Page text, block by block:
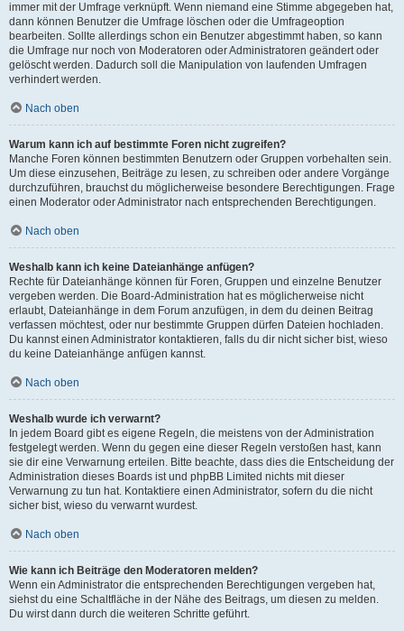
immer mit der Umfrage verknüpft. Wenn niemand eine Stimme abgegeben hat,
dann können Benutzer die Umfrage löschen oder die Umfrageoption
bearbeiten. Sollte allerdings schon ein Benutzer abgestimmt haben, so kann
die Umfrage nur noch von Moderatoren oder Administratoren geändert oder
gelöscht werden. Dadurch soll die Manipulation von laufenden Umfragen
verhindert werden.
Nach oben
Warum kann ich auf bestimmte Foren nicht zugreifen?
Manche Foren können bestimmten Benutzern oder Gruppen vorbehalten sein.
Um diese einzusehen, Beiträge zu lesen, zu schreiben oder andere Vorgänge
durchzuführen, brauchst du möglicherweise besondere Berechtigungen. Frage
einen Moderator oder Administrator nach entsprechenden Berechtigungen.
Nach oben
Weshalb kann ich keine Dateianhänge anfügen?
Rechte für Dateianhänge können für Foren, Gruppen und einzelne Benutzer
vergeben werden. Die Board-Administration hat es möglicherweise nicht
erlaubt, Dateianhänge in dem Forum anzufügen, in dem du deinen Beitrag
verfassen möchtest, oder nur bestimmte Gruppen dürfen Dateien hochladen.
Du kannst einen Administrator kontaktieren, falls du dir nicht sicher bist, wieso
du keine Dateianhänge anfügen kannst.
Nach oben
Weshalb wurde ich verwarnt?
In jedem Board gibt es eigene Regeln, die meistens von der Administration
festgelegt werden. Wenn du gegen eine dieser Regeln verstoßen hast, kann
sie dir eine Verwarnung erteilen. Bitte beachte, dass dies die Entscheidung der
Administration dieses Boards ist und phpBB Limited nichts mit dieser
Verwarnung zu tun hat. Kontaktiere einen Administrator, sofern du die nicht
sicher bist, wieso du verwarnt wurdest.
Nach oben
Wie kann ich Beiträge den Moderatoren melden?
Wenn ein Administrator die entsprechenden Berechtigungen vergeben hat,
siehst du eine Schaltfläche in der Nähe des Beitrags, um diesen zu melden.
Du wirst dann durch die weiteren Schritte geführt.